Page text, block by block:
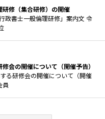
研修（集合研修）の開催
書士一般倫理研修」案内文 令
会の開催について（開催予告）
る研修会の開催について（開催
員